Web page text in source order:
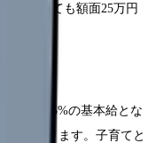
を含めても額面25万円
。
イムの75%の基本給とな
円になります。子育てと